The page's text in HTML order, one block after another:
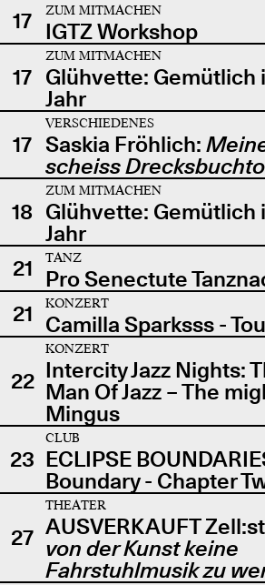
17
ZUM MITMACHEN
IGTZ Workshop
17
ZUM MITMACHEN
Glühvette: Gemütlich
Jahr
17
VERSCHIEDENES
Saskia Fröhlich:
scheiss
18
ZUM MITMACHEN
Glühvette: Gemütlich
Jahr
21
TANZ
Pro Senectute
21
KONZERT
Camilla Sparksss -
22
KONZERT
Intercity Jazz Nights:
Man Of Jazz – The
Mingus
23
CLUB
ECLIPSE
Boundary - Chapter
27
THEATER
AUSVERKAUFT
von der Kunst keine
Fahrstuhlmusik zu